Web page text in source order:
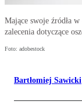
Mające swoje źródła
zalecenia dotyczące
Foto: adobestock
Bartłomiej Sawicki